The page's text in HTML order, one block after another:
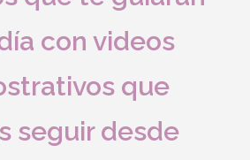
con videos
que
seguir desde